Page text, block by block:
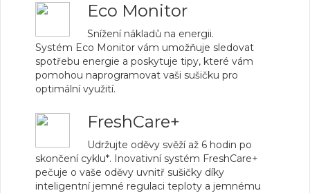
Eco Monitor
Snížení nákladů na energii.
Systém Eco Monitor vám umožňuje sledovat
spotřebu energie a poskytuje tipy, které vám
pomohou naprogramovat vaši sušičku pro
optimální využití.
FreshCare+
Udržujte oděvy svěží až 6 hodin po
skončení cyklu*. Inovativní systém FreshCare+
pečuje o vaše oděvy uvnitř sušičky díky
inteligentní jemné regulaci teploty a jemnému